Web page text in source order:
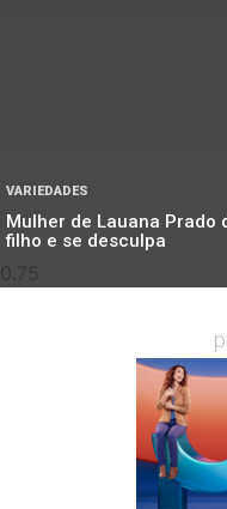
VARIEDADES
Mulher de Lauana Prado
filho e se desculpa